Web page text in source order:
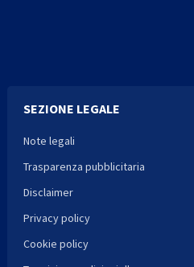
SEZIONE LEGALE
Note legali
Trasparenza pubblicitaria
Disclaimer
Privacy policy
Cookie policy